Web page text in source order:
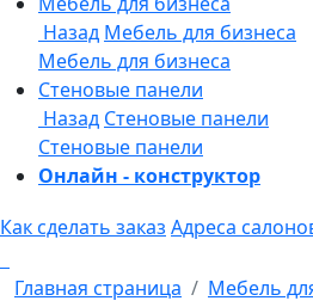
Онлайн - конструктор
Как сделать заказ Адреса
Главная страница
Мебель